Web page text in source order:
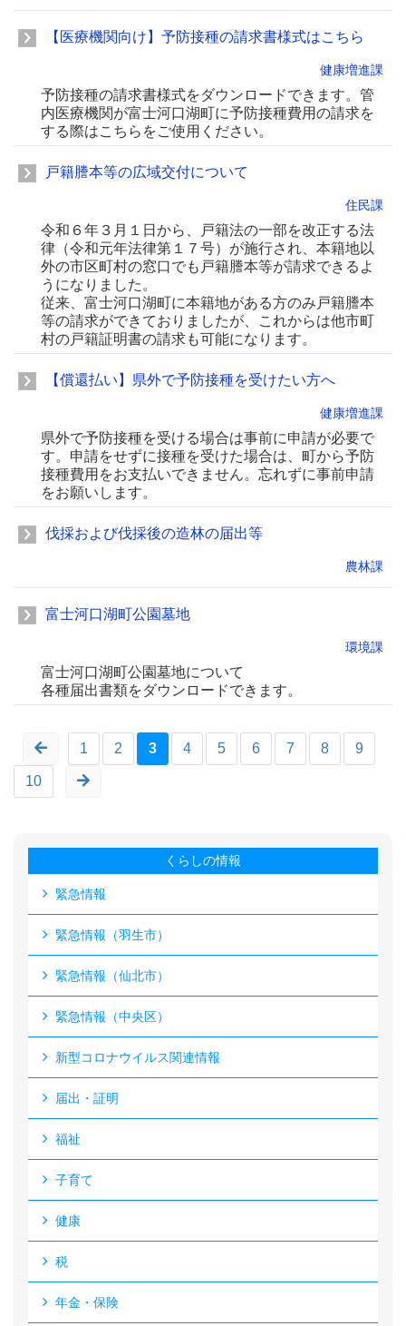
【医療機関向け】予防接種の請求書様式はこちら
健康増進課
予防接種の請求書様式をダウンロードできます。管
内医療機関が富士河口湖町に予防接種費用の請求を
する際はこちらをご使用ください。
戸籍謄本等の広域交付について
住民課
令和６年３月１日から、戸籍法の一部を改正する法
律（令和元年法律第１７号）が施行され、本籍地以
外の市区町村の窓口でも戸籍謄本等が請求できるよ
うになりました。
従来、富士河口湖町に本籍地がある方のみ戸籍謄本
等の請求ができておりましたが、これからは他市町
村の戸籍証明書の請求も可能になります。
【償還払い】県外で予防接種を受けたい方へ
健康増進課
県外で予防接種を受ける場合は事前に申請が必要で
す。申請をせずに接種を受けた場合は、町から予防
接種費用をお支払いできません。忘れずに事前申請
をお願いします。
伐採および伐採後の造林の届出等
農林課
富士河口湖町公園墓地
環境課
富士河口湖町公園墓地について
各種届出書類をダウンロードできます。
1 2 3 4 5 6 7 8 9
10
くらしの情報
緊急情報
緊急情報（羽生市）
緊急情報（仙北市）
緊急情報（中央区）
新型コロナウイルス関連情報
届出・証明
福祉
子育て
健康
税
年金・保険